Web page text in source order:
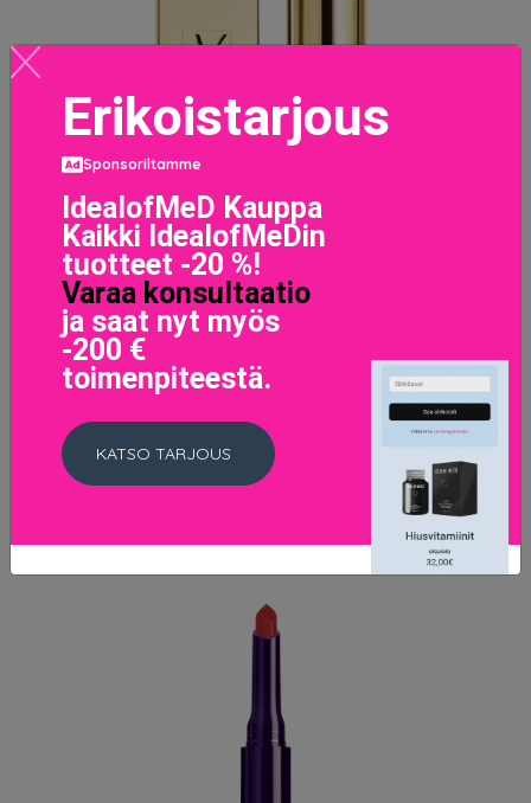
Rouge Pur Couture 10 Beige Tribute
37.9 EUR
LISÄTIETOJA
Erikoistarjous
Sponsoriltamme
IdealofMeD Kauppa
Kaikki IdealofMeDin
tuotteet -20 %!
Varaa konsultaatio
ja saat nyt myös
-200 €
toimenpiteestä.
KATSO TARJOUS